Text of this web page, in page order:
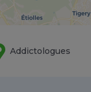
Addictologues